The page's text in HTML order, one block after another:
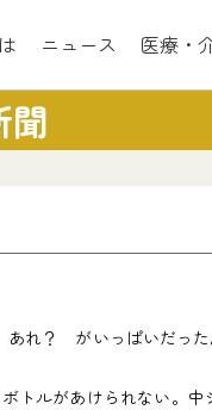
ニュース 医療・
聞
れ？ がいっぱいだっ
ルがあけられない。